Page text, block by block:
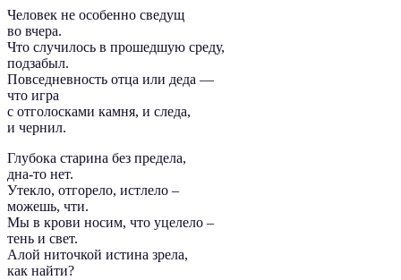
Человек не особенно сведущ
во вчера.
Что случилось в прошедшую среду,
подзабыл.
Повседневность отца или деда —
что игра
с отголосками камня, и следа,
и чернил.
Глубока старина без предела,
дна-то нет.
Утекло, отгорело, истлело –
можешь, чти.
Мы в крови носим, что уцелело –
тень и свет.
Алой ниточкой истина зрела,
как найти?